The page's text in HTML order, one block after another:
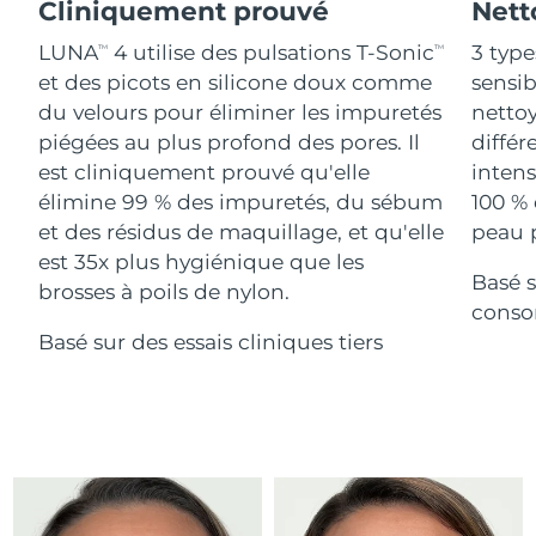
Cliniquement prouvé
LUNATM 4 utilise des pulsations T-SonicTM
et des picots en silicone doux comme
du velours pour éliminer les impuretés
piégées au plus profond des pores. Il
est cliniquement prouvé qu'elle
élimine 99 % des impuretés, du sébum
et des résidus de maquillage, et qu'elle
est 35x plus hygiénique que les
brosses à poils de nylon.
Basé sur des essais cliniques tiers
3
100
peau
Basé
For healthy hair
18% PAP
Acheter tout
FOREO APP
À PROPROS
Israël
Italie Livraison estimée 8/11/26
Japon Livraison estimée 8/14/26
Jersey Livraison estimée8/16/26
Kazakhstan Livraison estimée
8/11/26
Lituanie Livraison estimée8/11/26